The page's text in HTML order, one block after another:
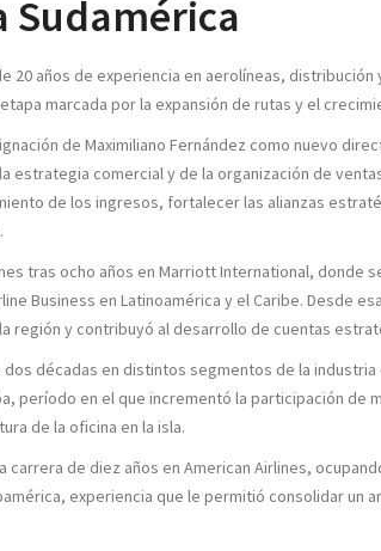
Sudamérica
20 años de experiencia en aerolíneas,
marcada por la expansión de rutas y el
de Maximiliano Fernández como nuevo
estrategia comercial y de la organización de
de los ingresos, fortalecer las alianzas
tras ocho años en Marriott International, donde
Business en Latinoamérica y el Caribe. Desde
región y contribuyó al desarrollo de cuentas
décadas en distintos segmentos de la
período en el que incrementó la participación de
de la oficina en la isla.
carrera de diez años en American Airlines,
experiencia que le permitió consolidar un